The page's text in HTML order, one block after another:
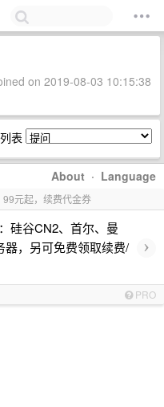
on 2019-08-03 10:15:38
表
About · Language
元起，续费代金券
硅谷CN2、首尔、曼
，另可免费领取续费/
›
PRO